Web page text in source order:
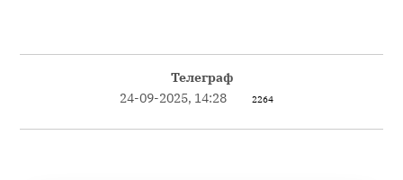
Телеграф
24-09-2025, 14:28
2264